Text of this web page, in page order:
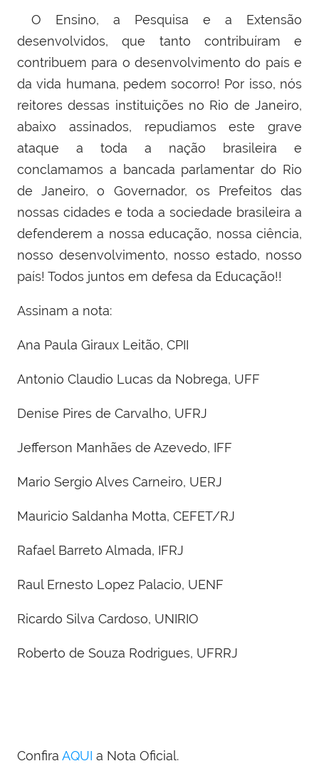
O Ensino, a Pesquisa e a Extensão
desenvolvidos, que tanto contribuíram e
contribuem para o desenvolvimento do país e
da vida humana, pedem socorro! Por isso, nós
reitores dessas instituições no Rio de Janeiro,
abaixo assinados, repudiamos este grave
ataque a toda a nação brasileira e
conclamamos a bancada parlamentar do Rio
de Janeiro, o Governador, os Prefeitos das
nossas cidades e toda a sociedade brasileira a
defenderem a nossa educação, nossa ciência,
nosso desenvolvimento, nosso estado, nosso
país! Todos juntos em defesa da Educação!!
Assinam a nota:
Ana Paula Giraux Leitão, CPII
Antonio Claudio Lucas da Nobrega, UFF
Denise Pires de Carvalho, UFRJ
Jefferson Manhães de Azevedo, IFF
Mario Sergio Alves Carneiro, UERJ
Mauricio Saldanha Motta, CEFET/RJ
Rafael Barreto Almada, IFRJ
Raul Ernesto Lopez Palacio, UENF
Ricardo Silva Cardoso, UNIRIO
Roberto de Souza Rodrigues, UFRRJ
Confira AQUI a Nota Oficial.